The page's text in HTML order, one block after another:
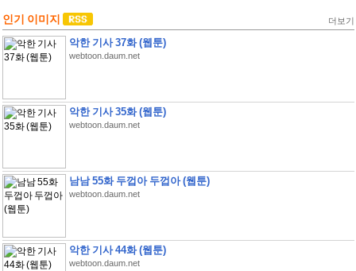
인기 이미지 더보기
악한 기사 37화 (웹툰)
webtoon.daum.net
악한 기사 35화 (웹툰)
webtoon.daum.net
남남 55화 두껍아 두껍아 (웹툰)
webtoon.daum.net
악한 기사 44화 (웹툰)
webtoon.daum.net